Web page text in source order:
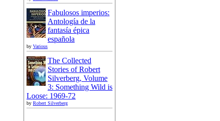
Fabulosos imperios:
Antología de la
fantasía épica
española
by Various
The Collected
Stories of Robert
Silverberg, Volume
3: Something Wild is
Loose: 1969-72
by Robert Silverberg